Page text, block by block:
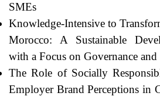
SMEs
Knowledge-Intensive to
Morocco: A Sustainable
with a Focus on Governance and
The Role of Socially
Employer Brand Perceptions in